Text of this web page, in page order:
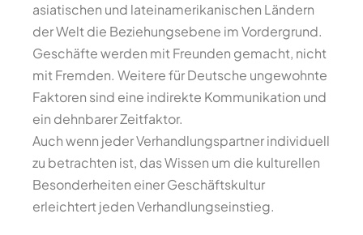
asiatischen und lateinamerikanischen Ländern
der Welt die Beziehungsebene im Vordergrund.
Geschäfte werden mit Freunden gemacht, nicht
mit Fremden. Weitere für Deutsche ungewohnte
Faktoren sind eine indirekte Kommunikation und
ein dehnbarer Zeitfaktor.
Auch wenn jeder Verhandlungspartner individuell
zu betrachten ist, das Wissen um die kulturellen
Besonderheiten einer Geschäftskultur
erleichtert jeden Verhandlungseinstieg.